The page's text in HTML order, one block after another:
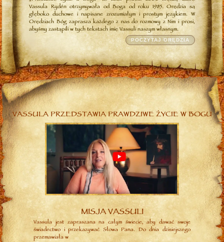
Vassula Rydén otrzymywała od Boga od roku 1985. Orędzia są
głęboko duchowe i napisane zrozumiałym i prostym językiem. W
Orędziach Bóg zaprasza każdego z nas do rozmowy z Nim i prosi,
abyśmy zastąpili w tych tekstach imię Vassuli naszym własnym.
POCZYTAJ ORĘDZIA
VASSULA PRZEDSTAWIA PRAWDZIWE ŻYCIE W BOGU
MISJA VASSULI
Vassula jest zapraszana na całym świecie, aby dawać swoje
świadectwo i przekazywać Słowa Pana. Do dnia dzisiejszego
przemawiała w